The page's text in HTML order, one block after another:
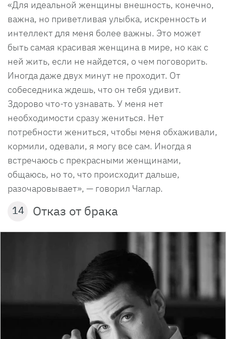
«Для идеальной женщины внешность, конечно,
важна, но приветливая улыбка, искренность и
интеллект для меня более важны. Это может
быть самая красивая женщина в мире, но как с
ней жить, если не найдется, о чем поговорить.
Иногда даже двух минут не проходит. От
собеседника ждешь, что он тебя удивит.
Здорово что-то узнавать. У меня нет
необходимости сразу жениться. Нет
потребности жениться, чтобы меня обхаживали,
кормили, одевали, я могу все сам. Иногда я
встречаюсь с прекрасными женщинами,
общаюсь, но то, что происходит дальше,
разочаровывает», — говорил Чаглар.
14 Отказ от брака